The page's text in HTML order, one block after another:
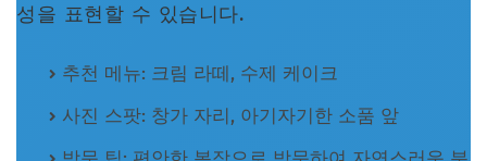
성을 표현할 수 있습니다.
추천 메뉴: 크림 라떼, 수제 케이크
사진 스팟: 창가 자리, 아기자기한 소품 앞